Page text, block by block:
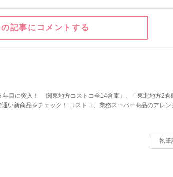
の記事にコメントする
「東北地方2倉庫」をめぐって
執筆